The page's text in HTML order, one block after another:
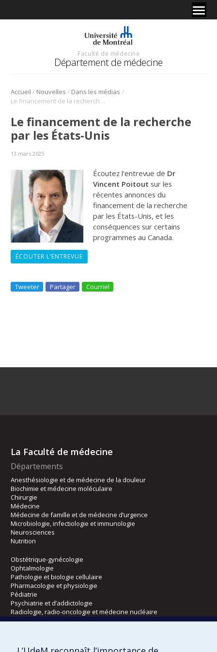
Faculté de médecine
Département de médecine
Accueil / Nouvelles / Dans les médias /
Le financement de la recherche par les États-Unis
Le financement de la recherche
par les États-Unis
13 mars 2025
Écoutez l’entrevue de Dr
Vincent Poitout sur les
récentes annonces du
financement de la recherche
par les États-Unis, et les
conséquences sur certains
programmes au Canada.
ÉCOUTER L’ENTREVUE
Tweeter Partager Courriel
La Faculté de médecine
Départements
Anesthésiologie et de médecine de la douleur
Biochimie et médecine moléculaire
Chirurgie
Médecine
Médecine de famille et de médecine d’urgence
Microbiologie, infectiologie et immunologie
Neurosciences
Nutrition
Obstétrique-gynécologie
Ophtalmologie
Pathologie et biologie cellulaire
Pharmacologie et physiologie
Pédiatrie
Psychiatrie et d’addictologie
Radiologie, radio-oncologie et médecine nucléaire